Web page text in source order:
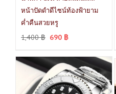
หน้าปัดดำดีไซน์ท้องฟ้ายาม
ค่ำคืนสวยหรู
1,400฿ 690 ฿